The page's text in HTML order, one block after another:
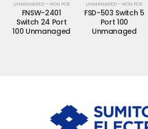
UNMANAGED – NON POE
FNSW-2401
Switch 24 Port
100 Unmanaged
UNMANAGED – NON POE
FSD-503 Switch 5
Port 100
Unmanaged